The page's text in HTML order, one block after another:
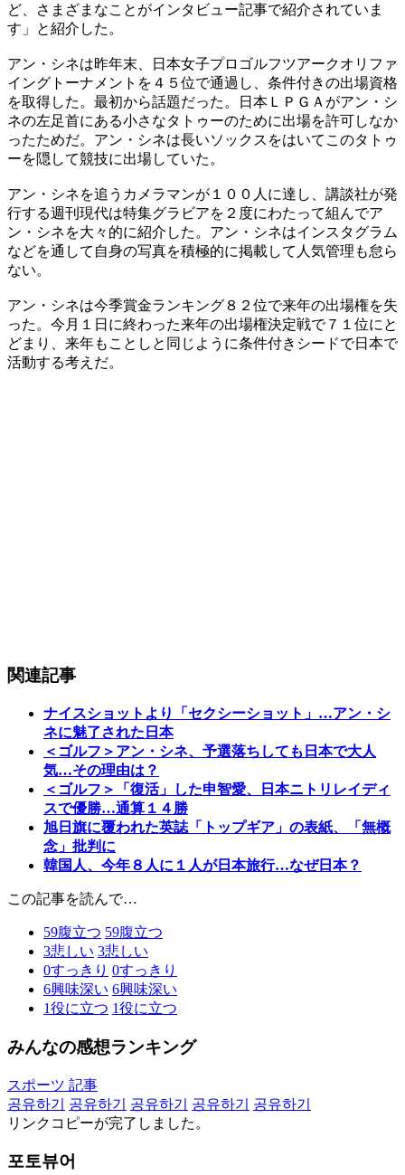
ど、さまざまなことがインタビュー記事で紹介されていま
す」と紹介した。
アン・シネは昨年末、日本女子プロゴルフツアークオリファ
イングトーナメントを４５位で通過し、条件付きの出場資格
を取得した。最初から話題だった。日本ＬＰＧＡがアン・シ
ネの左足首にある小さなタトゥーのために出場を許可しなか
ったためだ。アン・シネは長いソックスをはいてこのタトゥ
ーを隠して競技に出場していた。
アン・シネを追うカメラマンが１００人に達し、講談社が発
行する週刊現代は特集グラビアを２度にわたって組んでア
ン・シネを大々的に紹介した。アン・シネはインスタグラム
などを通して自身の写真を積極的に掲載して人気管理も怠ら
ない。
アン・シネは今季賞金ランキング８２位で来年の出場権を失
った。今月１日に終わった来年の出場権決定戦で７１位にと
どまり、来年もことしと同じように条件付きシードで日本で
活動する考えだ。
関連記事
ナイスショットより「セクシーショット」…アン・シ
ネに魅了された日本
＜ゴルフ＞アン・シネ、予選落ちしても日本で大人
気…その理由は？
＜ゴルフ＞「復活」した申智愛、日本ニトリレイディ
スで優勝…通算１４勝
旭日旗に覆われた英誌「トップギア」の表紙、「無概
念」批判に
韓国人、今年８人に１人が日本旅行…なぜ日本？
この記事を読んで…
59腹立つ 59腹立つ
3悲しい 3悲しい
0すっきり 0すっきり
6興味深い 6興味深い
1役に立つ 1役に立つ
みんなの感想ランキング
スポーツ 記事
공유하기
공유하기 공유하기 공유하기
공유하기
リンクコピーが完了しました。
포토뷰어